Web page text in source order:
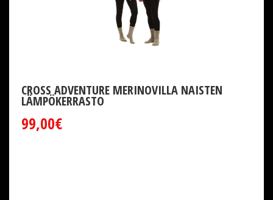
CROSS ADVENTURE MERINOVILLA NAISTEN
LÄMPÖKERRASTO
99,00€